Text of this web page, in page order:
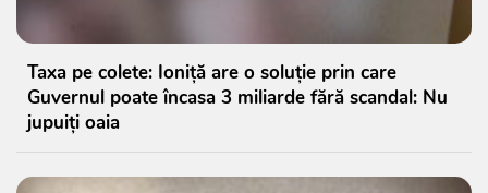
Taxa pe colete: Ioniță are o soluție prin care
Guvernul poate încasa 3 miliarde fără scandal: Nu
jupuiți oaia